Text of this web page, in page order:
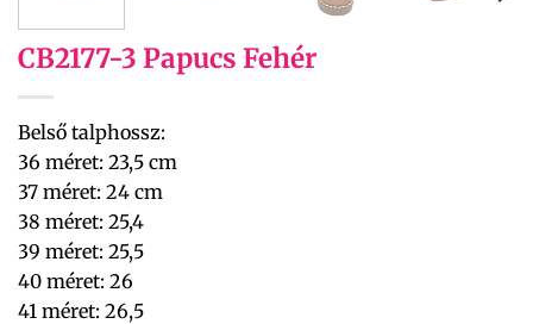
CB2177-3 Papucs Fehér
Belső talphossz:
36 méret: 23,5 cm
37 méret: 24 cm
38 méret: 25,4
39 méret: 25,5
40 méret: 26
41 méret: 26,5